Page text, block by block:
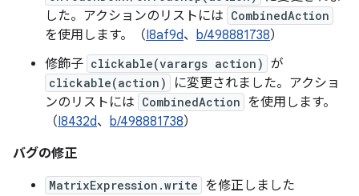
した。アクションのリストには CombinedAction
を使用します。（I8af9d、 b/498881738）
修飾子 clickable(varargs action) が
clickable(action)
に変更されました。アクショ
ンのリストには CombinedAction を使用します。
（I8432d、 b/498881738）
バグの修正
MatrixExpression.write を修正しました